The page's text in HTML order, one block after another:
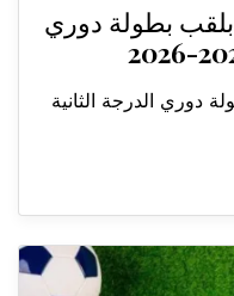
بلقب بطولة دوري
دوري الدرجة الثانية